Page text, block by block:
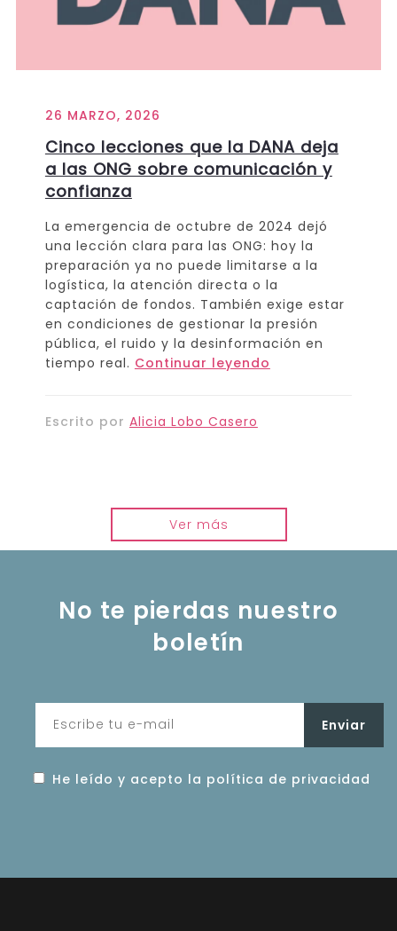
26 MARZO, 2026
Cinco lecciones que la DANA deja
a las ONG sobre comunicación y
confianza
La emergencia de octubre de 2024 dejó
una lección clara para las ONG: hoy la
preparación ya no puede limitarse a la
logística, la atención directa o la
captación de fondos. También exige estar
en condiciones de gestionar la presión
pública, el ruido y la desinformación en
tiempo real. Continuar leyendo
Escrito por Alicia Lobo Casero
Ver más
No te pierdas nuestro
boletín
He leído y acepto la política de privacidad